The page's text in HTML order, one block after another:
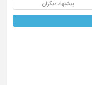
پیشنهاد دیگران